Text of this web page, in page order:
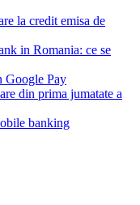
la credit emisa de
in Romania: ce se
Google Pay
din prima jumatate a
banking